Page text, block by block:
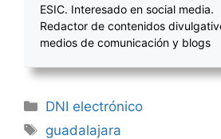
ESIC. Interesado en social media.
Redactor de contenidos
medios de comunicación y blogs
Categorías
DNI electrónico
Etiquetas
guadalajara